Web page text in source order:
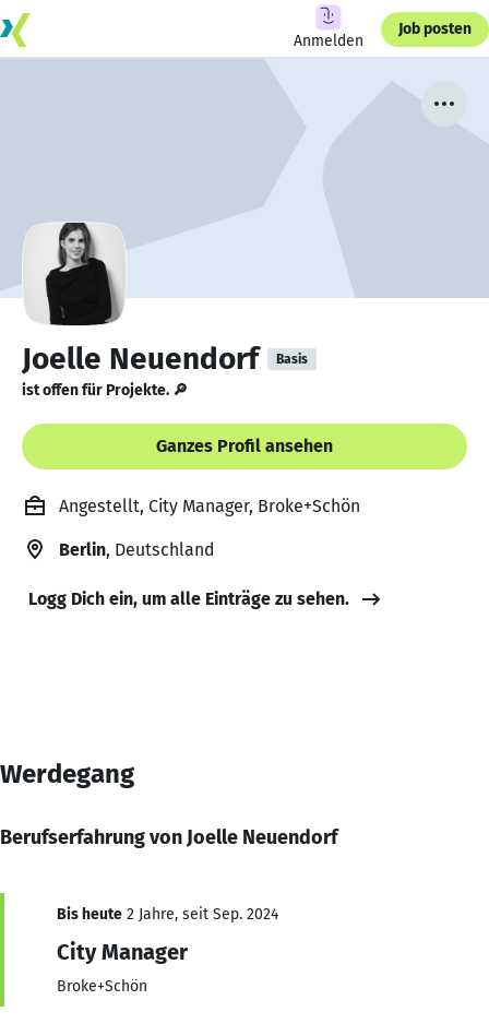
Anmelden
Job posten
Joelle Neuendorf Basis
ist offen für Projekte. 🔎
Ganzes Profil ansehen
Angestellt, City Manager, Broke+Schön
Berlin, Deutschland
Logg Dich ein, um alle Einträge zu sehen.
Werdegang
Berufserfahrung von Joelle Neuendorf
Bis heute 2 Jahre, seit Sep. 2024
City Manager
Broke+Schön